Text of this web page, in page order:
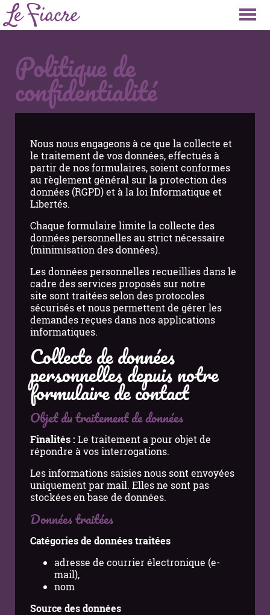
Politique de
confidentialité
Nous nous engageons à ce que la collecte et
le traitement de vos données, effectués à
partir de nos formulaires, soient conformes
au règlement général sur la protection des
données (RGPD) et à la loi Informatique et
Libertés.
Chaque formulaire limite la collecte des
données personnelles au strict nécessaire
(minimisation des données).
Les données personnelles recueillies dans le
cadre des services proposés sur notre
site sont traitées selon des protocoles
sécurisés et nous permettent de gérer les
demandes reçues dans nos applications
informatiques.
Collecte de données
personnelles depuis notre
formulaire de contact
Objet du traitement de données
Finalités : Le traitement a pour objet de
répondre à vos interrogations.
Les informations saisies nous sont envoyées
uniquement par mail. Elles ne sont pas
stockées en base de données.
Données traitées
Catégories de données traitées
adresse de courrier électronique (e-
mail),
nom
Source des données